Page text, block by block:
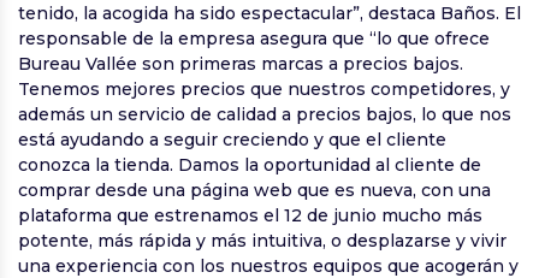
tenido, la acogida ha sido espectacular”, destaca Baños. El
responsable de la empresa asegura que “lo que ofrece
Bureau Vallée son primeras marcas a precios bajos.
Tenemos mejores precios que nuestros competidores, y
además un servicio de calidad a precios bajos, lo que nos
está ayudando a seguir creciendo y que el cliente
conozca la tienda. Damos la oportunidad al cliente de
comprar desde una página web que es nueva, con una
plataforma que estrenamos el 12 de junio mucho más
potente, más rápida y más intuitiva, o desplazarse y vivir
una experiencia con los nuestros equipos que acogerán y